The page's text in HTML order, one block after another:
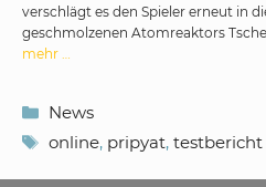
verschlägt es den Spieler erneut in
geschmolzenen Atomreaktors
mehr …
Kategorien
News
Schlagwörter
online, pripyat, testbericht